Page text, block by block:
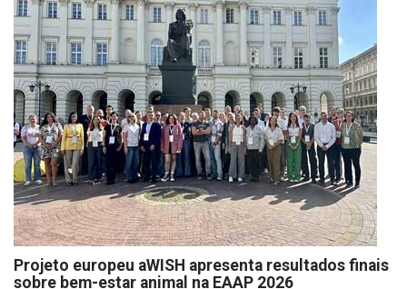
Projeto europeu aWISH apresenta resultados finais
sobre bem-estar animal na EAAP 2026